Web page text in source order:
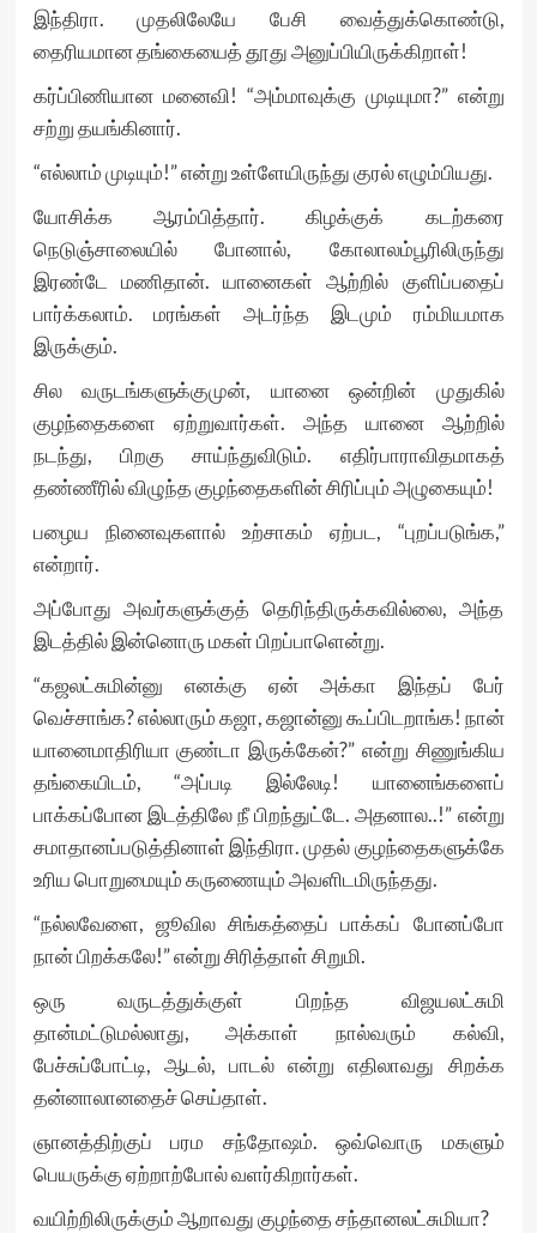
இந்திரா. முதலிலேயே பேசி வைத்துக்கொண்டு,
தைரியமான தங்கையைத் தூது அனுப்பியிருக்கிறாள்!
கர்ப்பிணியான மனைவி! “அம்மாவுக்கு முடியுமா?” என்று
சற்று தயங்கினார்.
“எல்லாம் முடியும்!” என்று உள்ளேயிருந்து குரல் எழும்பியது.
யோசிக்க ஆரம்பித்தார். கிழக்குக் கடற்கரை
நெடுஞ்சாலையில் போனால், கோலாலம்பூரிலிருந்து
இரண்டே மணிதான். யானைகள் ஆற்றில் குளிப்பதைப்
பார்க்கலாம். மரங்கள் அடர்ந்த இடமும் ரம்மியமாக
இருக்கும்.
சில வருடங்களுக்குமுன், யானை ஒன்றின் முதுகில்
குழந்தைகளை ஏற்றுவார்கள். அந்த யானை ஆற்றில்
நடந்து, பிறகு சாய்ந்துவிடும். எதிர்பாராவிதமாகத்
தண்ணீரில் விழுந்த குழந்தைகளின் சிரிப்பும் அழுகையும்!
பழைய நினைவுகளால் உற்சாகம் ஏற்பட, “புறப்படுங்க,”
என்றார்.
அப்போது அவர்களுக்குத் தெரிந்திருக்கவில்லை, அந்த
இடத்தில் இன்னொரு மகள் பிறப்பாளென்று.
“கஜலட்சுமின்னு எனக்கு ஏன் அக்கா இந்தப் பேர்
வெச்சாங்க? எல்லாரும் கஜா, கஜான்னு கூப்பிடறாங்க! நான்
யானைமாதிரியா குண்டா இருக்கேன்?” என்று சிணுங்கிய
தங்கையிடம், “அப்படி இல்லேடி! யானைங்களைப்
பாக்கப்போன இடத்திலே நீ பிறந்துட்டே. அதனால..!” என்று
சமாதானப்படுத்தினாள் இந்திரா. முதல் குழந்தைகளுக்கே
உரிய பொறுமையும் கருணையும் அவளிடமிருந்தது.
“நல்லவேளை, ஜூவில சிங்கத்தைப் பாக்கப் போனப்போ
நான் பிறக்கலே!” என்று சிரித்தாள் சிறுமி.
ஒரு வருடத்துக்குள் பிறந்த விஜயலட்சுமி
தான்மட்டுமல்லாது, அக்காள் நால்வரும் கல்வி,
பேச்சுப்போட்டி, ஆடல், பாடல் என்று எதிலாவது சிறக்க
தன்னாலானதைச் செய்தாள்.
ஞானத்திற்குப் பரம சந்தோஷம். ஒவ்வொரு மகளும்
பெயருக்கு ஏற்றாற்போல் வளர்கிறார்கள்.
வயிற்றிலிருக்கும் ஆறாவது குழந்தை சந்தானலட்சுமியா?